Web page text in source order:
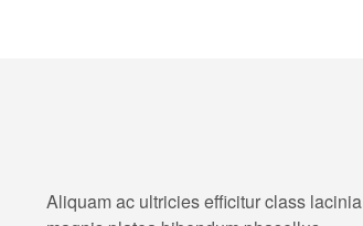
Aliquam ac ultricies efficitur class lacinia